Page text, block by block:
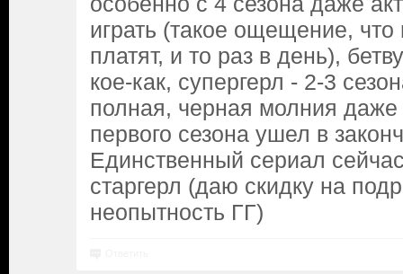
играть (такое ощещение,
платят, и то раз в день),
кое-как, супергерл - 2-3
полная, черная молния
первого сезона ушел в
Единственный сериал
старгерл (даю скидку на
неопытность ГГ)